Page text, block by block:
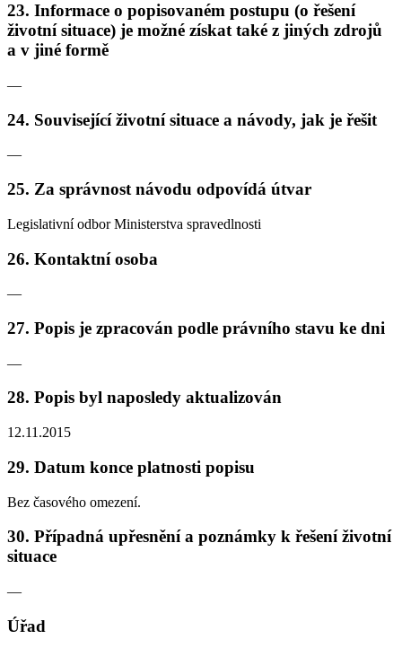
23. Informace o popisovaném postupu (o řešení
životní situace) je možné získat také z jiných zdrojů
a v jiné formě
—
24. Související životní situace a návody, jak je řešit
—
25. Za správnost návodu odpovídá útvar
Legislativní odbor Ministerstva spravedlnosti
26. Kontaktní osoba
—
27. Popis je zpracován podle právního stavu ke dni
—
28. Popis byl naposledy aktualizován
12.11.2015
29. Datum konce platnosti popisu
Bez časového omezení.
30. Případná upřesnění a poznámky k řešení životní
situace
—
Úřad